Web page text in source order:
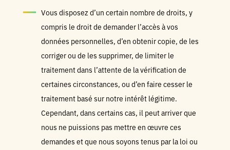
Vous disposez d’un certain nombre de droits, y
compris le droit de demander l’accès à vos
données personnelles, d’en obtenir copie, de les
corriger ou de les supprimer, de limiter le
traitement dans l’attente de la vérification de
certaines circonstances, ou d’en faire cesser le
traitement basé sur notre intérêt légitime.
Cependant, dans certains cas, il peut arriver que
nous ne puissions pas mettre en œuvre ces
demandes et que nous soyons tenus par la loi ou